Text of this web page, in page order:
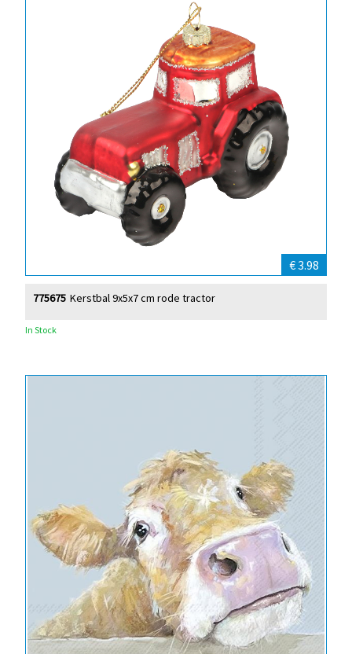
€ 3.98
Kerstbal 9x5x7 cm rode tractor
775675
In Stock